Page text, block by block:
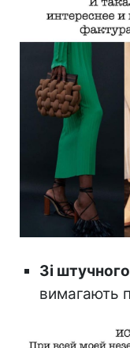
Зі
вимагають